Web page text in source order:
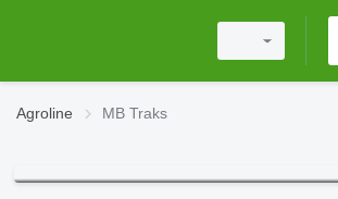
Agroline MB Traks